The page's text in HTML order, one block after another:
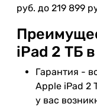
руб. до 219 899
iPad 2 ТБ
Гарантия -
Apple iPad 2
у вас